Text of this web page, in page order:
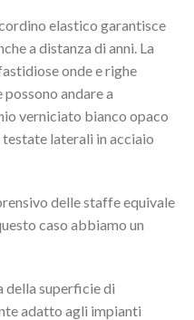
elastico garantisce
a distanza di anni. La
onde e righe
andare a
verniciato bianco opaco
laterali in acciaio
delle staffe equivale
caso abbiamo un
della superficie di
adatto agli impianti